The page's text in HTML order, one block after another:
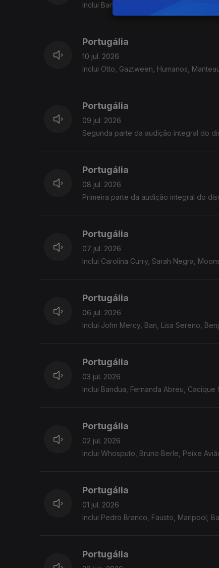
Inclui Bandua, Ik Mux, Birds Are Indie,
Portugália
10 jul. 2026
Inclui Otto, Gaztween, Humanos,
Portugália
09 jul. 2026
Segunda parte da audição integral do
Portugália
08 jul. 2026
Primeira parte da audição integral do
Portugália
07 jul. 2026
Inclui Carolina Curry, Sarah Negra,
Portugália
06 jul. 2026
Inclui John Mercy, Ban, Lisa Sereno,
Portugália
03 jul. 2026
Inclui Bandua, Fernanda Abreu, Cacique
Portugália
02 jul. 2026
Inclui Whosputo, Bruno Berle, Peixe
Portugália
01 jul. 2026
Inclui Pedro Branco, Fausto, Maripool,
Portugália